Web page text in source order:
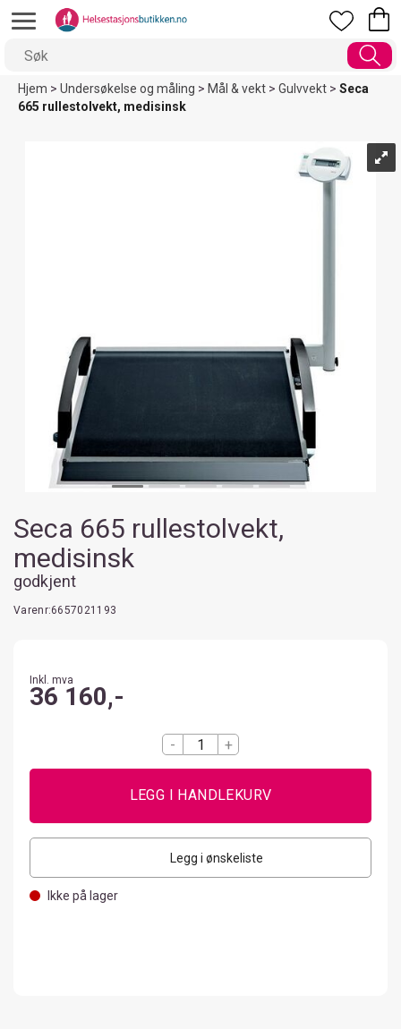
Hjem>Undersøkelse og måling>Mål & vekt>Gulvvekt>Seca
665 rullestolvekt, medisinsk
Seca 665 rullestolvekt,
medisinsk
godkjent
Varenr:6657021193
Inkl. mva
36 160,-
- +
Legg i ønskeliste
Ikke på lager